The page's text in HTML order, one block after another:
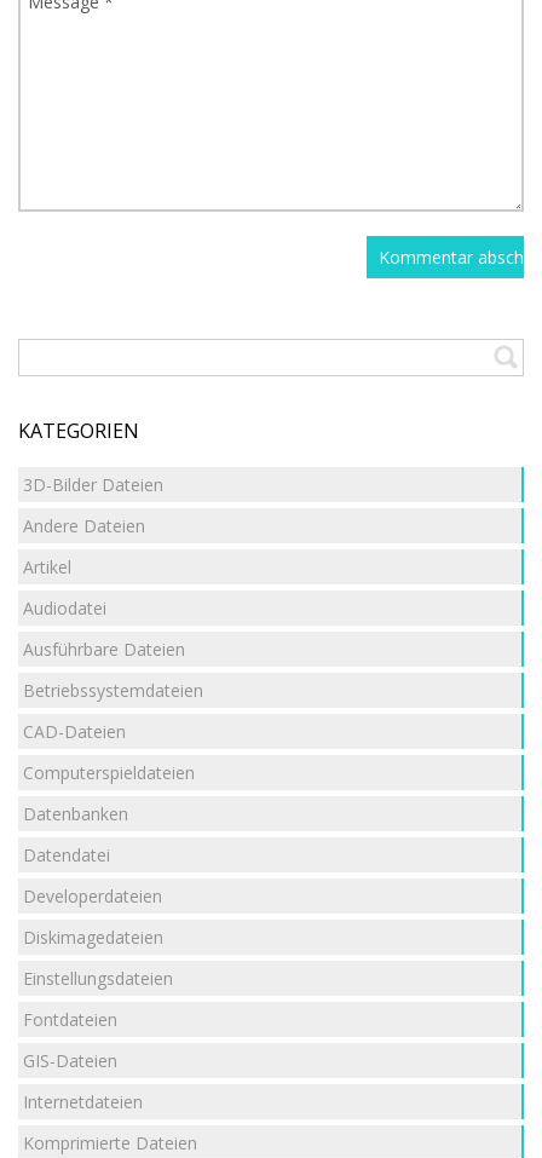
KATEGORIEN
3D-Bilder Dateien
Andere Dateien
Artikel
Audiodatei
Ausführbare Dateien
Betriebssystemdateien
CAD-Dateien
Computerspieldateien
Datenbanken
Datendatei
Developerdateien
Diskimagedateien
Einstellungsdateien
Fontdateien
GIS-Dateien
Internetdateien
Komprimierte Dateien